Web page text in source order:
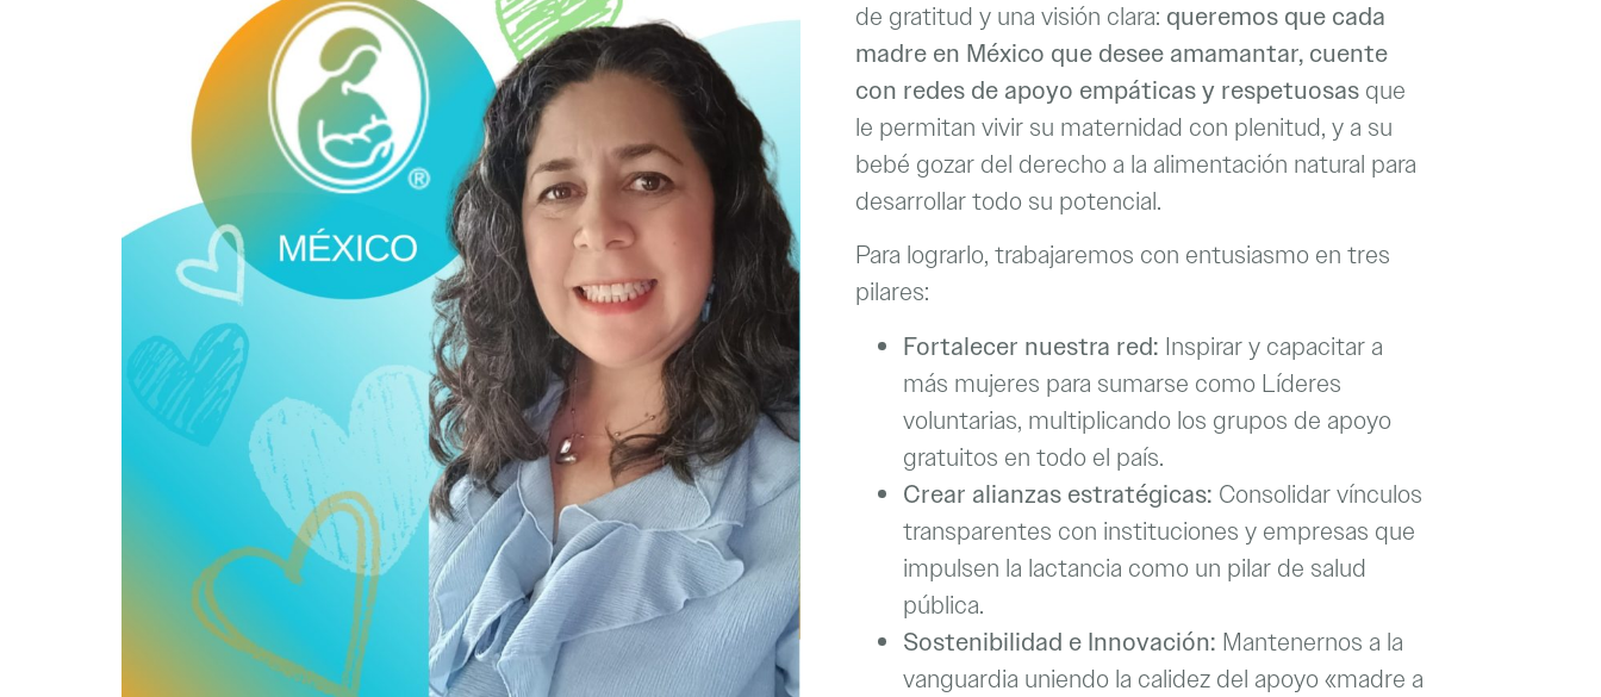
de gratitud y una visión clara: queremos que cada
madre en México que desee amamantar, cuente
con redes de apoyo empáticas y respetuosasque
le permitan vivir su maternidad con plenitud, y a su
bebé gozar del derecho a la alimentación natural para
desarrollar todo su potencial.
Para lograrlo, trabajaremos con entusiasmo en tres
pilares:
Fortalecer nuestra red: Inspirar y capacitar a
más mujeres para sumarse como Líderes
voluntarias, multiplicando los grupos de apoyo
gratuitos en todo el país.
Crear alianzas estratégicas: Consolidar vínculos
transparentes con instituciones y empresas que
impulsen la lactancia como un pilar de salud
pública.
Sostenibilidad e Innovación: Mantenernos a la
vanguardia uniendo la calidez del apoyo «madre a